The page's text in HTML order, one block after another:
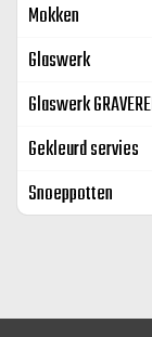
Mokken
Glaswerk
Glaswerk
Gekleurd servies
Snoeppotten